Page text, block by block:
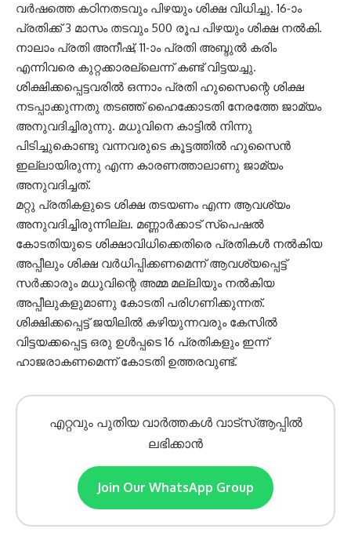
വർഷത്തെ കഠിനതടവും പിഴയും ശിക്ഷ വിധിച്ചു. 16-ാം
പ്രതിക്ക് 3 മാസം തടവും 500 രൂപ പിഴയും ശിക്ഷ നൽകി.
നാലാം പ്രതി അനീഷ്, 11-ാം പ്രതി അബ്ദു‌ൽ കരിം
എന്നിവരെ കുറ്റക്കാരല്ലെന്ന് കണ്ട് വിട്ടയച്ചു.
ശിക്ഷിക്കപ്പെട്ടവരിൽ ഒന്നാം പ്രതി ഹുസൈന്റെ ശിക്ഷ
നടപ്പാക്കുന്നതു തടഞ്ഞ് ഹൈക്കോടതി നേരത്തേ ജാമ്യം
അനുവദിച്ചിരുന്നു. മധുവിനെ കാട്ടിൽ നിന്നു
പിടിച്ചുകൊണ്ടു വന്നവരുടെ കൂട്ടത്തിൽ ഹുസൈൻ
ഇല്ലായിരുന്നു എന്ന കാരണത്താലാണു ജാമ്യം
അനുവദിച്ചത്.
മറ്റു പ്രതികളുടെ ശിക്ഷ തടയണം എന്ന ആവശ്യം
അനുവദിച്ചിരുന്നില്ല. മണ്ണാർക്കാട് സ്പെഷൽ
കോടതിയുടെ ശിക്ഷാവിധിക്കെതിരെ പ്രതികൾ നൽകിയ
അപ്പീലും ശിക്ഷ വർധിപ്പിക്കണമെന്ന് ആവശ്യപ്പെട്ട്
സർക്കാരും മധുവിന്റെ അമ്മ മല്ലിയും നൽകിയ
അപ്പീലുകളുമാണു കോടതി പരിഗണിക്കുന്നത്.
ശിക്ഷിക്കപ്പെട്ട് ജയിലിൽ കഴിയുന്നവരും കേസിൽ
വിട്ടയക്കപ്പെട്ട ഒരു ഉൾപ്പടെ 16 പ്രതികളും ഇന്ന്
ഹാജരാകണമെന്ന് കോടതി ഉത്തരവുണ്ട്.
എറ്റവും പുതിയ വാർത്തകൾ വാട്സ്ആപ്പിൽ
ലഭിക്കാൻ
Join Our WhatsApp Group